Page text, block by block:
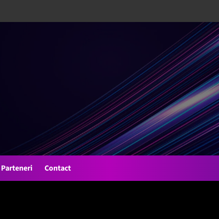
Parteneri Contact